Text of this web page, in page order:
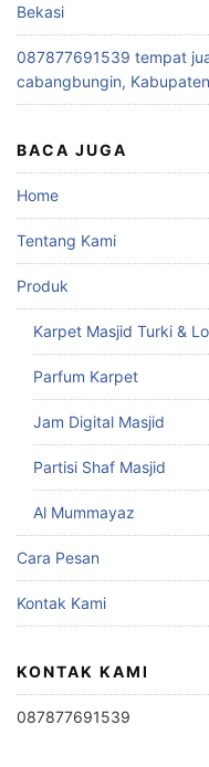
Bekasi
087877691539 tempat
cabangbungin,
BACA JUGA
Home
Tentang Kami
Produk
Karpet Masjid Turki &
Parfum Karpet
Jam Digital Masjid
Partisi Shaf Masjid
Al Mummayaz
Cara Pesan
Kontak Kami
KONTAK KAMI
087877691539